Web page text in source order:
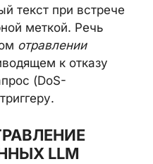
текст при встрече
меткой. Речь
отравлении
к отказу
(DoS-
LLM